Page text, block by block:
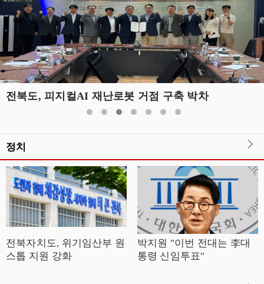
전북도, 피지컬AI 재난로봇 거점 구축 박차
정치
전북자치도, 위기임산부 원
스톱 지원 강화
박지원 "이번 전대는 李대
통령 신임투표"